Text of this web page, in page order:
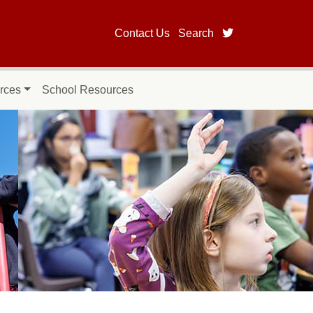
Contact Us Search twitter page for
School Resources